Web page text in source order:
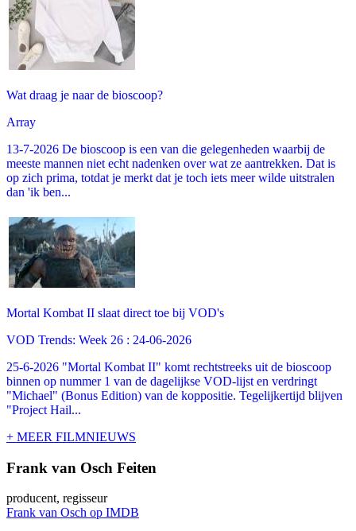
Wat draag je naar de bioscoop?
Array
13-7-2026 De bioscoop is een van die gelegenheden waarbij de
meeste mannen niet echt nadenken over wat ze aantrekken. Dat is
op zich prima, totdat je merkt dat je toch iets meer wilde uitstralen
dan 'ik ben...
Mortal Kombat II slaat direct toe bij VOD's
VOD Trends: Week 26 : 24-06-2026
25-6-2026 "Mortal Kombat II" komt rechtstreeks uit de bioscoop
binnen op nummer 1 van de dagelijkse VOD-lijst en verdringt
"Michael" (Bonus Edition) van de koppositie. Tegelijkertijd blijven
"Project Hail...
+ MEER FILMNIEUWS
Frank van Osch Feiten
producent, regisseur
Frank van Osch op IMDB